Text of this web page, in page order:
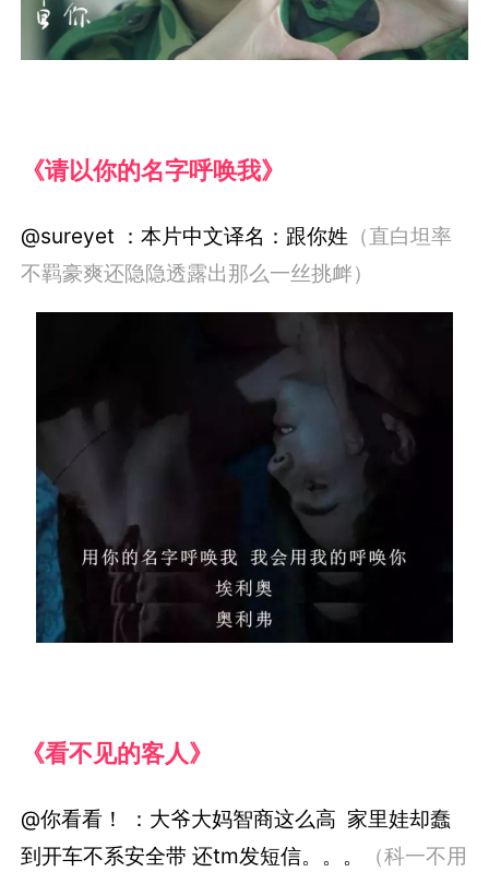
《请以你的名字呼唤我》
@sureyet ：本片中文译名：跟你姓 （直白坦率
不羁豪爽还隐隐透露出那么一丝挑衅）
《看不见的客人》
@你看看！ ：大爷大妈智商这么高 家里娃却蠢
到开车不系安全带 还tm发短信。。。
（科一不用